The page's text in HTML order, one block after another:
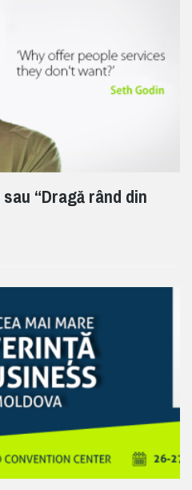
“Dragă rând din